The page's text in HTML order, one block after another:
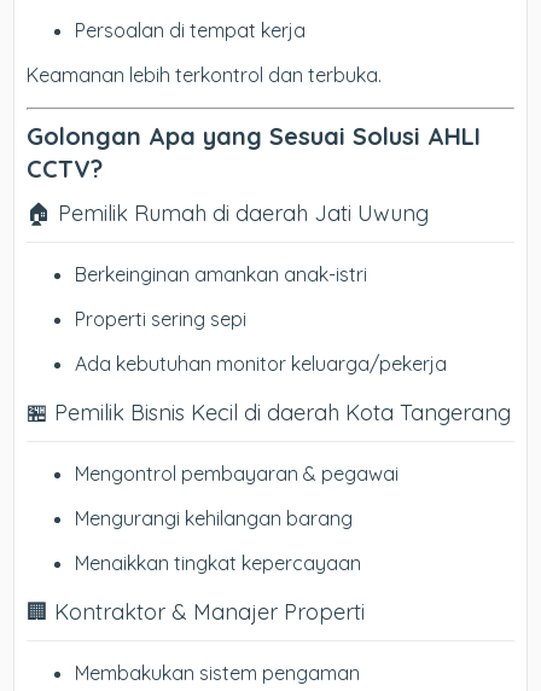
Persoalan di tempat kerja
Keamanan lebih terkontrol dan terbuka.
Golongan Apa yang Sesuai Solusi AHLI
CCTV?
🏠 Pemilik Rumah di daerah Jati Uwung
Berkeinginan amankan anak-istri
Properti sering sepi
Ada kebutuhan monitor keluarga/pekerja
🏪 Pemilik Bisnis Kecil di daerah Kota Tangerang
Mengontrol pembayaran & pegawai
Mengurangi kehilangan barang
Menaikkan tingkat kepercayaan
🏢 Kontraktor & Manajer Properti
Membakukan sistem pengaman